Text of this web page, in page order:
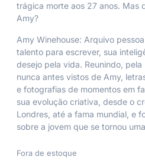
trágica morte aos 27 anos. Mas
Amy?
Amy Winehouse: Arquivo
talento para escrever, sua
desejo pela vida. Reunindo,
nunca antes vistos de Amy,
e fotografias de momentos em
sua evolução criativa, desde o
Londres, até a fama mundial, e
sobre a jovem que se tornou
Fora de estoque